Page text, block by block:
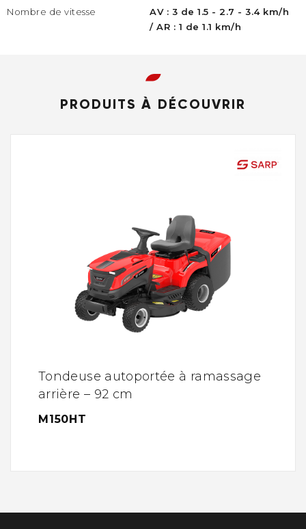
Nombre de vitesse
AV : 3 de 1.5 - 2.7 - 3.4 km/h
/ AR : 1 de 1.1 km/h
PRODUITS À DÉCOUVRIR
Tondeuse autoportée à ramassage
arrière – 92 cm
M150HT